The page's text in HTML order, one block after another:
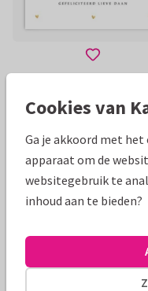
Cookies van
Ga je akkoord met het
apparaat om de
websitegebruik te
inhoud aan te bieden?